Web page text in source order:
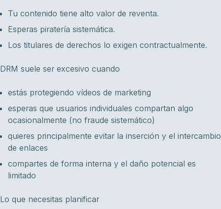
Tu contenido tiene alto valor de reventa.
Esperas piratería sistemática.
Los titulares de derechos lo exigen contractualmente.
DRM suele ser excesivo cuando
estás protegiendo vídeos de marketing
esperas que usuarios individuales compartan algo
ocasionalmente (no fraude sistemático)
quieres principalmente evitar la inserción y el intercambio
de enlaces
compartes de forma interna y el daño potencial es
limitado
Lo que necesitas planificar